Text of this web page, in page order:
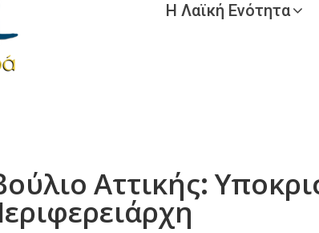
Η Λαϊκή Ενότητα
Αττικής: